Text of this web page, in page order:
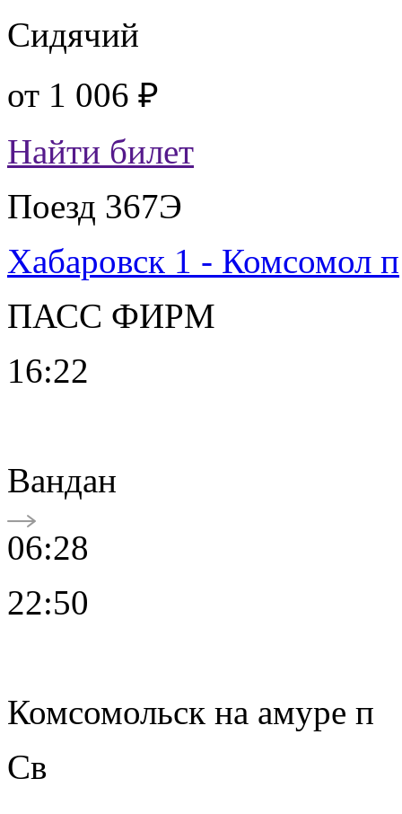
Сидячий
от 1 006 ₽
Найти билет
Поезд 367Э
Хабаровск 1 - Комсомол п
ПАСС ФИРМ
16:22
Вандан
06:28
22:50
Комсомольск на амуре п
Св